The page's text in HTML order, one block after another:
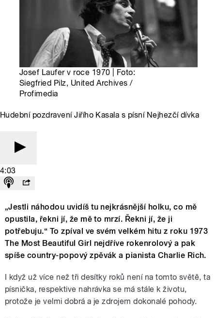
Josef Laufer v roce 1970 | Foto:
Siegfried Pilz, United Archives /
Profimedia
Hudební pozdravení Jiřího Kasala s písní Nejhezčí dívka
4:03
„Jestli náhodou uvidíš tu nejkrásnější holku, co mě
opustila, řekni jí, že mě to mrzí. Řekni jí, že ji
potřebuju.“ To zpíval ve svém velkém hitu z roku 1973
The Most Beautiful Girl nejdříve rokenrolový a pak
spíše country-popový zpěvák a pianista Charlie Rich.
I když už více než tři desítky roků není na tomto světě, ta
písnička, respektive nahrávka se má stále k životu,
protože je velmi dobrá a je zdrojem dokonalé pohody.